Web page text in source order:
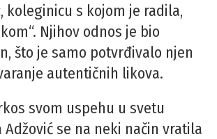
, koleginicu s kojom je radila,
Njihov odnos je bio
što je samo potvrđivalo njen
autentičnih likova.
svom uspehu u svetu
se na neki način vratila